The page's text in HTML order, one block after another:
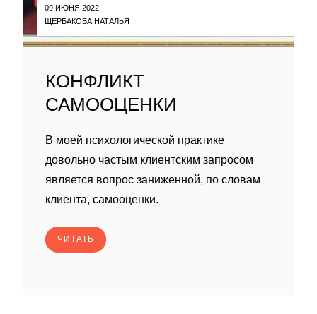
09 ИЮНЯ 2022
ЩЕРБАКОВА НАТАЛЬЯ
КОНФЛИКТ
САМООЦЕНКИ
В моей психологической практике
довольно частым клиентским запросом
является вопрос заниженной, по словам
клиента, самооценки.
ЧИТАТЬ